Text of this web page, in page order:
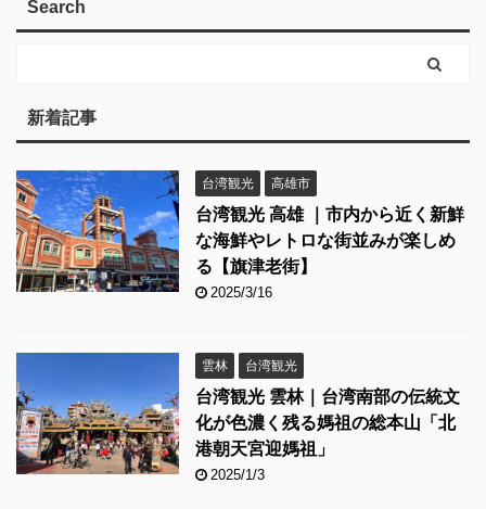
Search
新着記事
台湾観光 高雄市
台湾観光 高雄 ｜市内から近く新鮮
な海鮮やレトロな街並みが楽しめ
る【旗津老街】
2025/3/16
雲林 台湾観光
台湾観光 雲林｜台湾南部の伝統文
化が色濃く残る媽祖の総本山「北
港朝天宮迎媽祖」
2025/1/3